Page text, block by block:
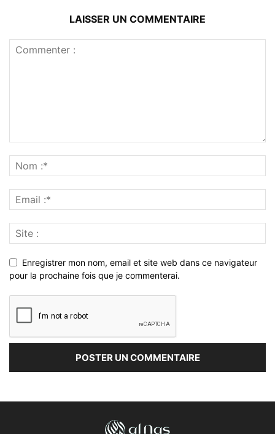
LAISSER UN COMMENTAIRE
Enregistrer mon nom, email et site web dans ce navigateur
pour la prochaine fois que je commenterai.